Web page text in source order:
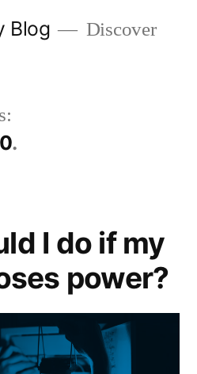
Blog
Discover
I do if my
power?